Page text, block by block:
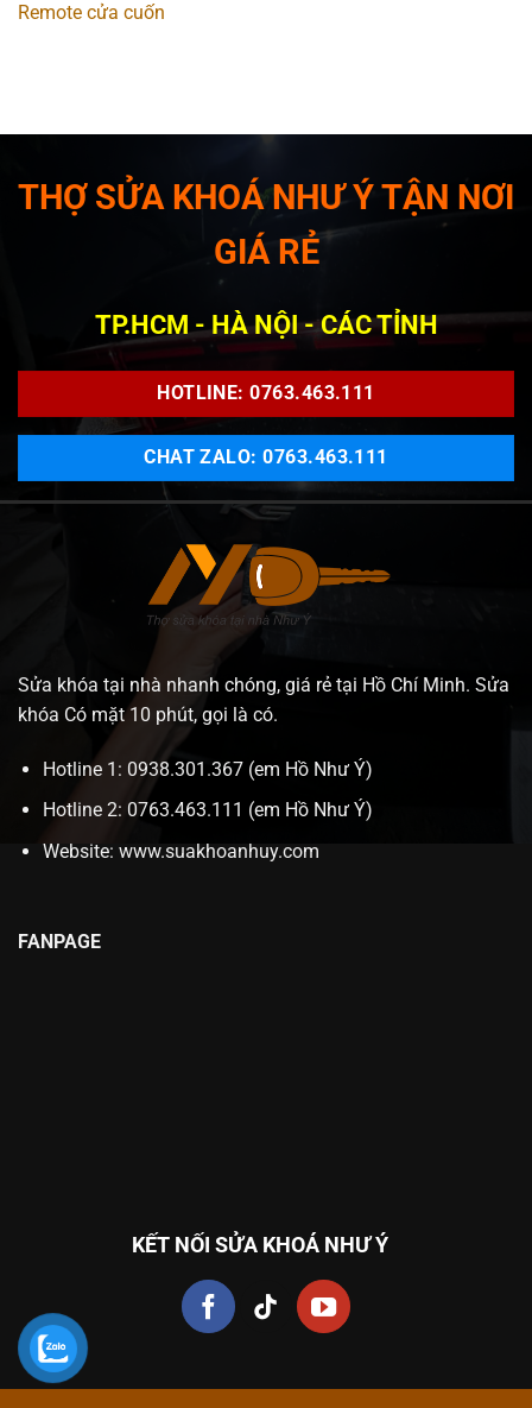
Remote cửa cuốn
THỢ SỬA KHOÁ NHƯ Ý TẬN NƠI
GIÁ RẺ
TP.HCM - HÀ NỘI - CÁC TỈNH
HOTLINE: 0763.463.111
CHAT ZALO: 0763.463.111
Sửa khóa tại nhà nhanh chóng, giá rẻ tại Hồ Chí Minh. Sửa
khóa Có mặt 10 phút, gọi là có.
Hotline 1: 0938.301.367 (em Hồ Như Ý)
Hotline 2: 0763.463.111 (em Hồ Như Ý)
Website: www.suakhoanhuy.com
FANPAGE
KẾT NỐI SỬA KHOÁ NHƯ Ý